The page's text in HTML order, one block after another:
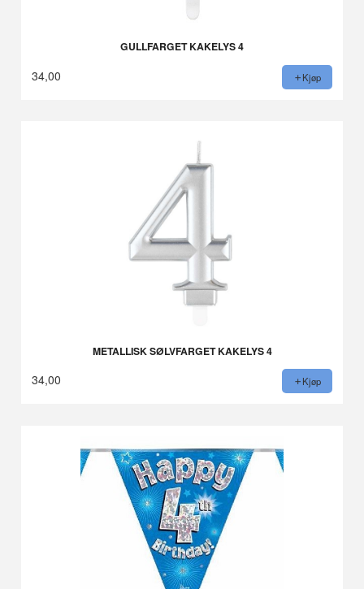
GULLFARGET KAKELYS 4
34,00 Kjøp
METALLISK SØLVFARGET KAKELYS 4
34,00 Kjøp